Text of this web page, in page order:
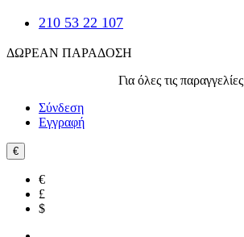
210 53 22 107
ΔΩΡΕΑΝ ΠΑΡΑΔΟΣΗ
Για όλες τις παραγγελίες
Σύνδεση
Εγγραφή
€
€
£
$